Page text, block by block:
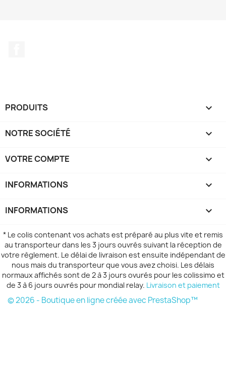
PRODUITS 
NOTRE SOCIÉTÉ 
VOTRE COMPTE 
INFORMATIONS keyboard_arrow_down
INFORMATIONS 
* Le colis contenant vos achats est préparé au plus vite et remis
au transporteur dans les 3 jours ouvrés suivant la réception de
votre règlement. Le délai de livraison est ensuite indépendant de
nous mais du transporteur que vous avez choisi. Les délais
normaux affichés sont de 2 à 3 jours ovurés pour les colissimo et
de 3 à 6 jours ouvrés pour mondial relay. Livraison et paiement
© 2026 - Boutique en ligne créée avec PrestaShop™